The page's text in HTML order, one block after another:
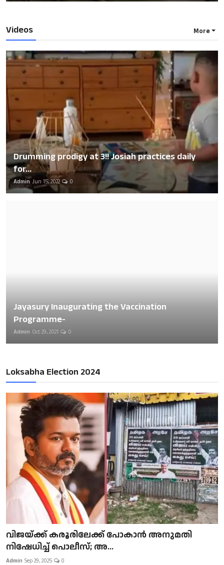
Videos More
Drumming prodigy at 3!! Josiah practices daily
for...
Admin Jun 15, 2022 0
Jayasury Inaugurating the Vaccination
Programme-
Admin Oct 29, 2021 0
Loksabha Election 2024
വിജയ്ക്ക് കരൂരിലേക്ക് പോകാൻ അനുമതി
നിഷേധിച്ച് പൊലീസ്; അ...
Admin Sep 29, 2025 0